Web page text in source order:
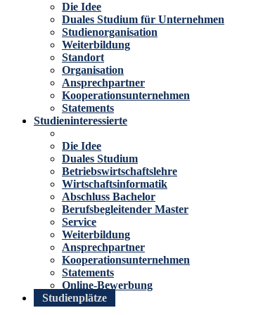
Die Idee
Duales Studium für Unternehmen
Studienorganisation
Weiterbildung
Standort
Organisation
Ansprechpartner
Kooperationsunternehmen
Statements
Studieninteressierte
Die Idee
Duales Studium
Betriebswirtschaftslehre
Wirtschaftsinformatik
Abschluss Bachelor
Berufsbegleitender Master
Service
Weiterbildung
Ansprechpartner
Kooperationsunternehmen
Statements
Online-Bewerbung
Studienplätze